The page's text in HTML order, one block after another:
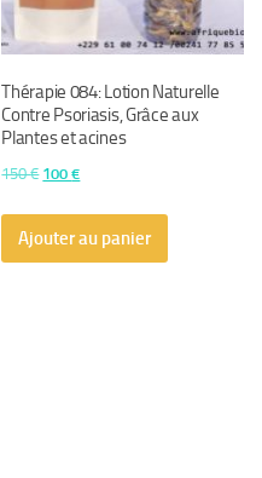
Thérapie 084: Lotion Naturelle
Contre Psoriasis, Grâce aux
Plantes et acines
150€ Le
initial
était :
100€Le
est :
Ajouter au panier